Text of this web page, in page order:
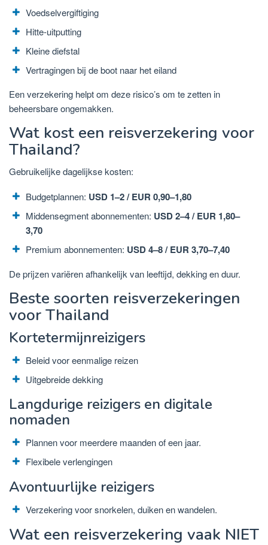
Voedselvergiftiging
Hitte-uitputting
Kleine diefstal
Vertragingen bij de boot naar het eiland
Een verzekering helpt om deze risico’s om te zetten in
beheersbare ongemakken.
Wat kost een reisverzekering voor
Thailand?
Gebruikelijke dagelijkse kosten:
Budgetplannen: USD 1–2 / EUR 0,90–1,80
Middensegment abonnementen: USD 2–4 / EUR 1,80–
3,70
Premium abonnementen: USD 4–8 / EUR 3,70–7,40
De prijzen variëren afhankelijk van leeftijd, dekking en duur.
Beste soorten reisverzekeringen
voor Thailand
Kortetermijnreizigers
Beleid voor eenmalige reizen
Uitgebreide dekking
Langdurige reizigers en digitale
nomaden
Plannen voor meerdere maanden of een jaar.
Flexibele verlengingen
Avontuurlijke reizigers
Verzekering voor snorkelen, duiken en wandelen.
Wat een reisverzekering vaak NIET